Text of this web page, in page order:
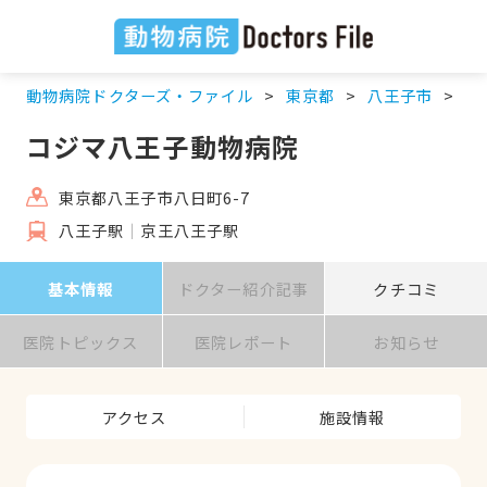
動物病院ドクターズ・ファイル 東京都 八王子市
コジマ八王子動物病院
東京都八王子市八日町6-7
八王子駅
京王八王子駅
基本情報 ドクター紹介記事 クチコミ
医院トピックス 医院レポート お知らせ
アクセス 施設情報